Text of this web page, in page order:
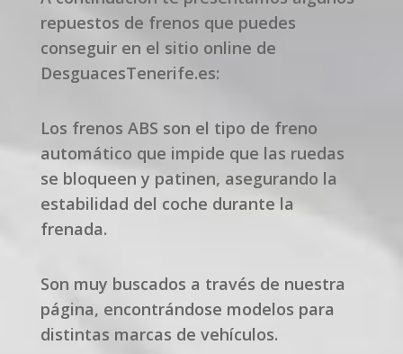
repuestos de frenos que puedes
conseguir en el sitio online de
DesguacesTenerife.es:
Los frenos ABS son el tipo de freno
automático que impide que las ruedas
se bloqueen y patinen, asegurando la
estabilidad del coche durante la
frenada.
Son muy buscados a través de nuestra
página, encontrándose modelos para
distintas marcas de vehículos.